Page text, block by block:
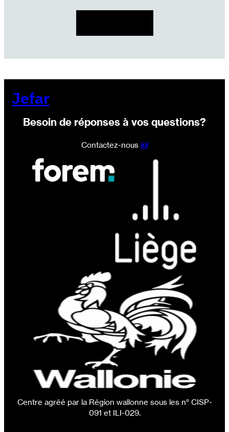
Jefar
Besoin de réponses à vos questions?
Contactez-nous ici
Centre agréé par la Région wallonne sous les n° CISP-
091 et ILI-029.